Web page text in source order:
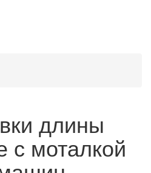
длины
с моталкой